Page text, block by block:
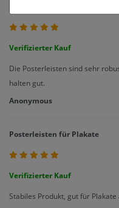
Verifizierter Kauf
Die Posterleisten sind sehr
halten gut.
Anonymous
Posterleisten für Plakate
Verifizierter Kauf
Stabiles Produkt, gut für